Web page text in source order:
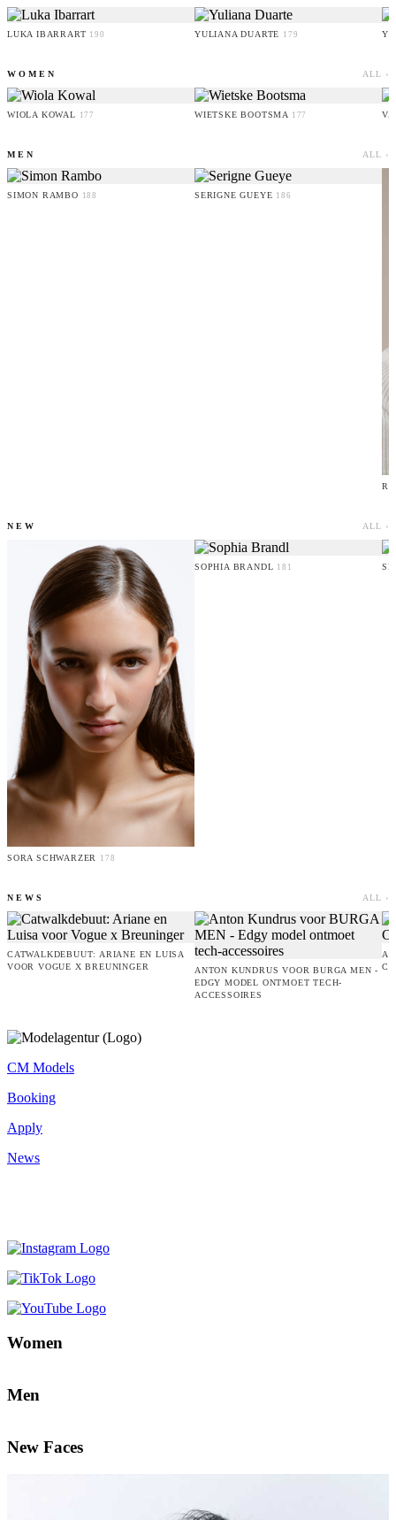
LUKA IBARRART 190 YULIANA DUARTE 179
WOMEN ALL ›
WIOLA KOWAL 177 WIETSKE BOOTSMA 177
MEN ALL ›
SIMON RAMBO 188 SERIGNE GUEYE 186
NEW ALL ›
SORA SCHWARZER 178
SOPHIA BRANDL 181
NEWS ALL ›
CATWALKDEBUUT: ARIANE EN LUISA
VOOR VOGUE X BREUNINGER
ANTON KUNDRUS VOOR BURGA MEN -
EDGY MODEL ONTMOET TECH-
ACCESSOIRES
CM Models
Booking
Apply
News
Women
Men
New Faces